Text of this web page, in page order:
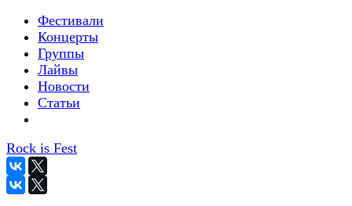
Фестивали
Концерты
Группы
Лайвы
Новости
Статьи
Rock is Fest